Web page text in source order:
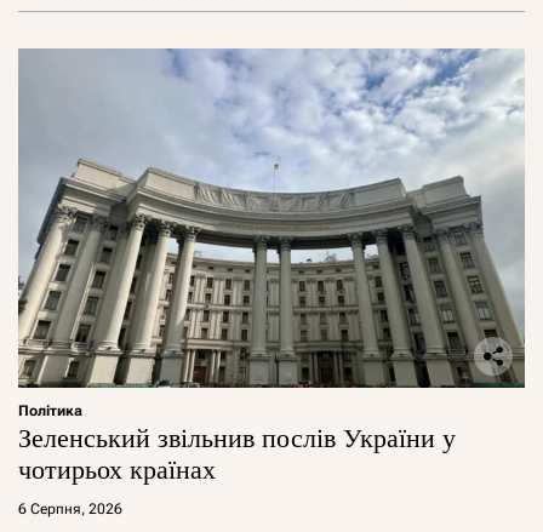
Політика
Зеленський звільнив послів України у
чотирьох країнах
6 Серпня, 2026